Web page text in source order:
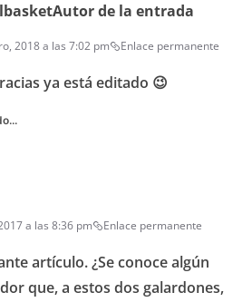
Autor de la entrada
2018 a las 7:02 pm Enlace permanente
ya está editado 😉
a las 8:36 pm Enlace permanente
artículo. ¿Se conoce algún
que, a estos dos galardones,